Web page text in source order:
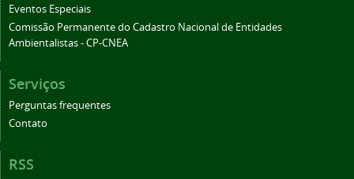
Eventos Especiais
Comissão Permanente do Cadastro Nacional de Entidades
Ambientalistas - CP-CNEA
Serviços
Perguntas frequentes
Contato
RSS